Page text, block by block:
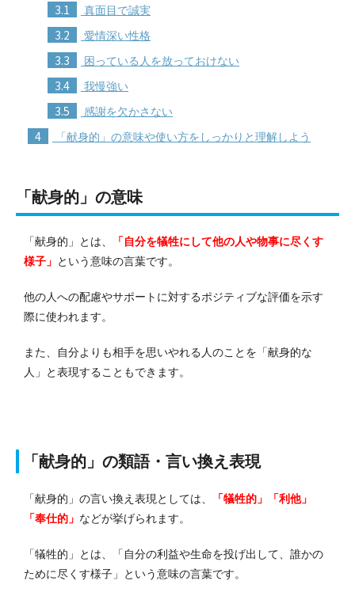
3.1 真面目で誠実
3.2 愛情深い性格
3.3 困っている人を放っておけない
3.4 我慢強い
3.5 感謝を欠かさない
4 「献身的」の意味や使い方をしっかりと理解しよう
「献身的」の意味
「献身的」とは、
「自分を犠牲にして他の人や物事に尽くす
様子」 という意味の言葉です。
他の人への配慮やサポートに対するポジティブな評価を示す
際に使われます。
また、自分よりも相手を思いやれる人のことを「献身的な
人」と表現することもできます。
「献身的」の類語・言い換え表現
「献身的」の言い換え表現としては、
「犠牲的」「利他」
「奉仕的」 などが挙げられます。
「犠牲的」とは、「自分の利益や生命を投げ出して、誰かの
ために尽くす様子」という意味の言葉です。